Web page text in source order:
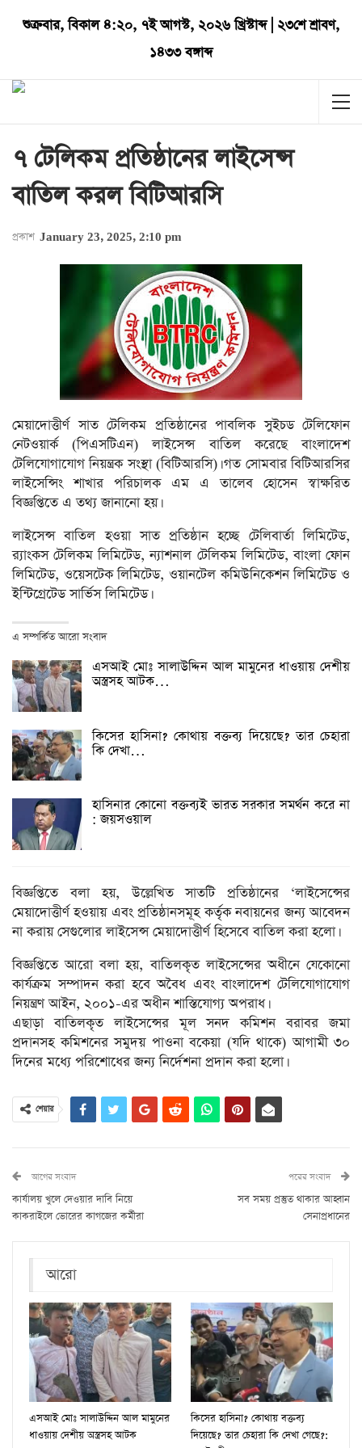
শুক্রবার,বিকাল ৪:২০, ৭ই আগস্ট, ২০২৬ খ্রিস্টাব্দ| ২৩শে শ্রাবণ,
১৪৩৩ বঙ্গাব্দ
৭ টেলিকম প্রতিষ্ঠানের লাইসেন্স
বাতিল করল বিটিআরসি
প্রকাশ January 23, 2025, 2:10 pm
মেয়াদোত্তীর্ণ সাত টেলিকম প্রতিষ্ঠানের পাবলিক সুইচড টেলিফোন
নেটওয়ার্ক (পিএসটিএন) লাইসেন্স বাতিল করেছে বাংলাদেশ
টেলিযোগাযোগ নিয়ন্ত্রক সংস্থা (বিটিআরসি)। গত সোমবার বিটিআরসির
লাইসেন্সিং শাখার পরিচালক এম এ তালেব হোসেন স্বাক্ষরিত
বিজ্ঞপ্তিতে এ তথ্য জানানো হয়।
লাইসেন্স বাতিল হওয়া সাত প্রতিষ্ঠান হচ্ছে টেলিবার্তা লিমিটেড,
র‍্যাংকস টেলিকম লিমিটেড, ন্যাশনাল টেলিকম লিমিটেড, বাংলা ফোন
লিমিটেড, ওয়েসটেক লিমিটেড, ওয়ানটেল কমিউনিকেশন লিমিটেড ও
ইন্টিগ্রেটেড সার্ভিস লিমিটেড।
এ সম্পর্কিত আরো সংবাদ
এসআই মোঃ সালাউদ্দিন আল মামুনের ধাওয়ায় দেশীয়
অস্ত্রসহ আটক…
কিসের হাসিনা? কোথায় বক্তব্য দিয়েছে? তার চেহারা
কি দেখা…
হাসিনার কোনো বক্তব্যই ভারত সরকার সমর্থন করে না
: জয়সওয়াল
বিজ্ঞপ্তিতে বলা হয়, উল্লেখিত সাতটি প্রতিষ্ঠানের ‘লাইসেন্সের
মেয়াদোত্তীর্ণ হওয়ায় এবং প্রতিষ্ঠানসমূহ কর্তৃক নবায়নের জন্য আবেদন
না করায় সেগুলোর লাইসেন্স মেয়াদোত্তীর্ণ হিসেবে বাতিল করা হলো।
বিজ্ঞপ্তিতে আরো বলা হয়, বাতিলকৃত লাইসেন্সের অধীনে যেকোনো
কার্যক্রম সম্পাদন করা হবে অবৈধ এবং বাংলাদেশ টেলিযোগাযোগ
নিয়ন্ত্রণ আইন, ২০০১-এর অধীন শাস্তিযোগ্য অপরাধ।
এছাড়া বাতিলকৃত লাইসেন্সের মূল সনদ কমিশন বরাবর জমা
প্রদানসহ কমিশনের সমুদয় পাওনা বকেয়া (যদি থাকে) আগামী ৩০
দিনের মধ্যে পরিশোধের জন্য নির্দেশনা প্রদান করা হলো।
শেয়ার
আগের সংবাদ
কার্যালয় খুলে দেওয়ার দাবি নিয়ে
কাকরাইলে ভোরের কাগজের কর্মীরা
পরের সংবাদ
সব সময় প্রস্তুত থাকার আহ্বান
সেনাপ্রধানের
আরো
এসআই মোঃ সালাউদ্দিন আল মামুনের
ধাওয়ায় দেশীয় অস্ত্রসহ আটক
কিসের হাসিনা? কোথায় বক্তব্য
দিয়েছে? তার চেহারা কি দেখা গেছে?: